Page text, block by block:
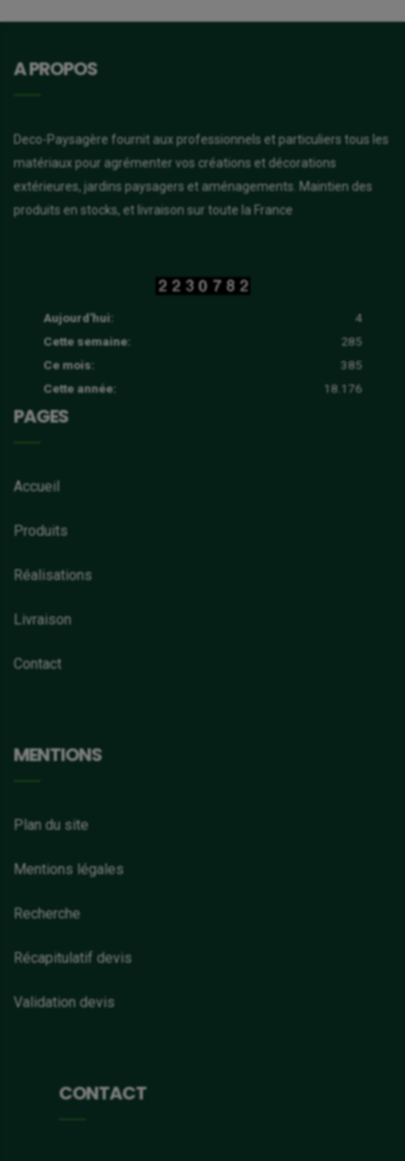
A PROPOS
Deco-Paysagère fournit aux professionnels et particuliers tous les
matériaux pour agrémenter vos créations et décorations
extérieures, jardins paysagers et aménagements. Maintien des
produits en stocks, et livraison sur toute la France
Aujourd'hui:
4
Cette semaine:
285
Ce mois:
385
Cette année:
18.176
PAGES
Accueil
Produits
Réalisations
Livraison
Contact
MENTIONS
Plan du site
Mentions légales
Recherche
Récapitulatif devis
Validation devis
CONTACT